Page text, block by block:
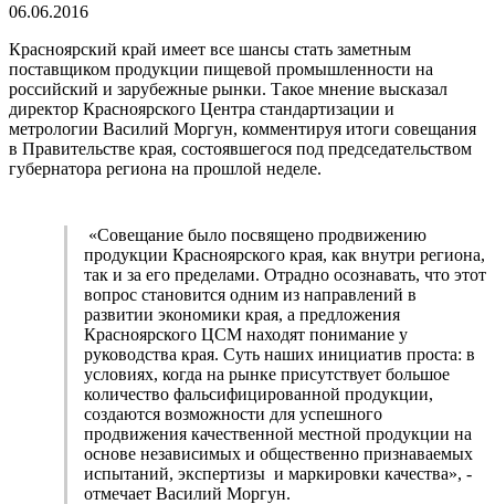
06.06.2016
Красноярский край имеет все шансы стать заметным
поставщиком продукции пищевой промышленности на
российский и зарубежные рынки. Такое мнение высказал
директор Красноярского Центра стандартизации и
метрологии Василий Моргун, комментируя итоги совещания
в Правительстве края, состоявшегося под председательством
губернатора региона на прошлой неделе.
«Совещание было посвящено продвижению
продукции Красноярского края, как внутри региона,
так и за его пределами. Отрадно осознавать, что этот
вопрос становится одним из направлений в
развитии экономики края, а предложения
Красноярского ЦСМ находят понимание у
руководства края. Суть наших инициатив проста: в
условиях, когда на рынке присутствует большое
количество фальсифицированной продукции,
создаются возможности для успешного
продвижения качественной местной продукции на
основе независимых и общественно признаваемых
испытаний, экспертизы и маркировки качества», -
отмечает Василий Моргун.